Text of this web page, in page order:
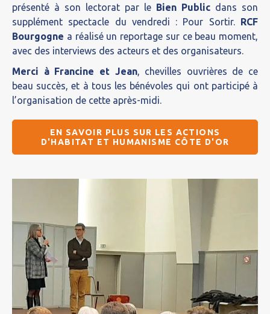
présenté à son lectorat par le Bien Public dans son
supplément spectacle du vendredi : Pour Sortir. RCF
Bourgogne a réalisé un reportage sur ce beau moment,
avec des interviews des acteurs et des organisateurs.
Merci à Francine et Jean, chevilles ouvrières de ce
beau succès, et à tous les bénévoles qui ont participé à
l’organisation de cette après-midi.
EN SAVOIR PLUS SUR LES ACTIONS
D'HABITAT ET HUMANISME CÔTE D'OR